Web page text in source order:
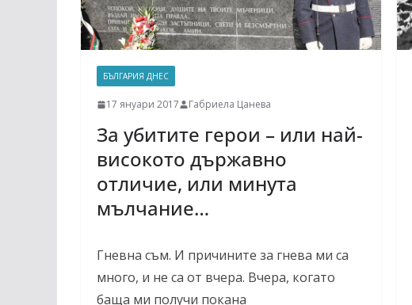
БЪЛГАРИЯ ДНЕС
17 януари 2017 Габриела Цанева
За убитите герои – или най-
високото държавно
отличие, или минута
мълчание…
Гневна съм. И причините за гнева ми са
много, и не са от вчера. Вчера, когато
баща ми получи покана